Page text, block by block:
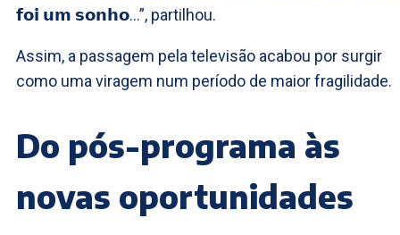
𝗳𝗼𝗶 𝘂𝗺 𝘀𝗼𝗻𝗵𝗼…”, partilhou.
Assim, a passagem pela televisão acabou por surgir
como uma viragem num período de maior fragilidade.
Do pós-programa às
novas oportunidades